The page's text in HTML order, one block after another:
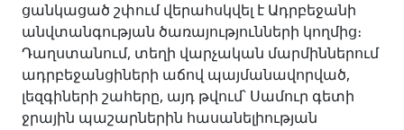
ցանկացած շփում վերահսկվել է Ադրբեջանի
անվտանգության ծառայությունների կողմից։
Դաղստանում, տեղի վարչական մարմիններում
ադրբեջանցիների աճով պայմանավորված,
լեզգիների շահերը, այդ թվում՝ Սամուր գետի
ջրային պաշարներին հասանելիության